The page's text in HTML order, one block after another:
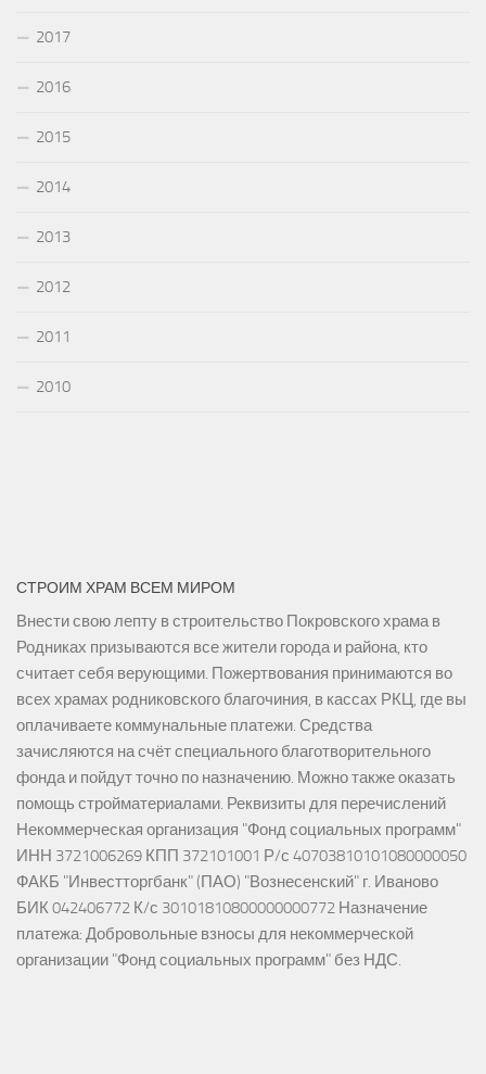
2017
2016
2015
2014
2013
2012
2011
2010
СТРОИМ ХРАМ ВСЕМ МИРОМ
Внести свою лепту в строительство Покровского храма в
Родниках призываются все жители города и района, кто
считает себя верующими. Пожертвования принимаются во
всех храмах родниковского благочиния, в кассах РКЦ, где вы
оплачиваете коммунальные платежи. Средства
зачисляются на счёт специального благотворительного
фонда и пойдут точно по назначению. Можно также оказать
помощь стройматериалами. Реквизиты для перечислений
Некоммерческая организация "Фонд социальных программ"
ИНН 3721006269 КПП 372101001 Р/с 40703810101080000050
ФАКБ "Инвестторгбанк" (ПАО) "Вознесенский" г. Иваново
БИК 042406772 К/с 30101810800000000772 Назначение
платежа: Добровольные взносы для некоммерческой
организации "Фонд социальных программ" без НДС.